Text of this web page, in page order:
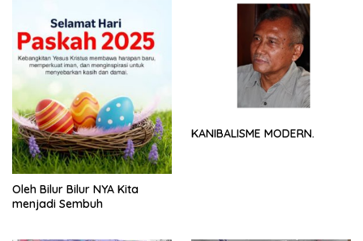
Oleh Bilur Bilur NYA Kita
menjadi Sembuh
KANIBALISME MODERN.